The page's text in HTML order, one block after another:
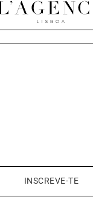
INSCREVE-TE